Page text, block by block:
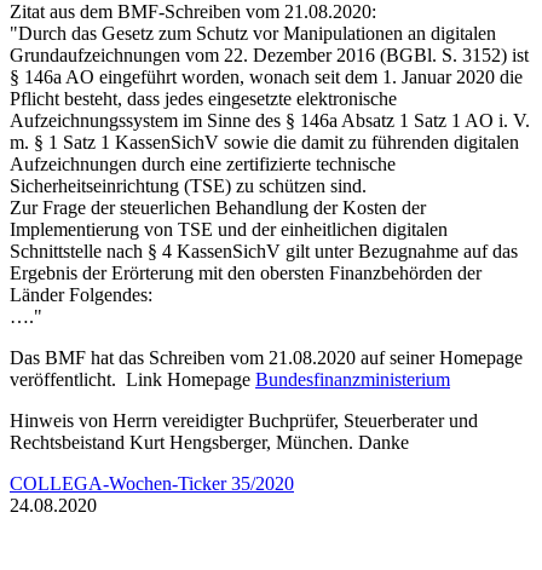
Zitat aus dem BMF-Schreiben vom 21.08.2020:
"Durch das Gesetz zum Schutz vor Manipulationen an digitalen
Grundaufzeichnungen vom 22. Dezember 2016 (BGBl. S. 3152) ist
§ 146a AO eingeführt worden, wonach seit dem 1. Januar 2020 die
Pflicht besteht, dass jedes eingesetzte elektronische
Aufzeichnungssystem im Sinne des § 146a Absatz 1 Satz 1 AO i. V.
m. § 1 Satz 1 KassenSichV sowie die damit zu führenden digitalen
Aufzeichnungen durch eine zertifizierte technische
Sicherheitseinrichtung (TSE) zu schützen sind.
Zur Frage der steuerlichen Behandlung der Kosten der
Implementierung von TSE und der einheitlichen digitalen
Schnittstelle nach § 4 KassenSichV gilt unter Bezugnahme auf das
Ergebnis der Erörterung mit den obersten Finanzbehörden der
Länder Folgendes:
…."
Das BMF hat das Schreiben vom 21.08.2020 auf seiner Homepage
veröffentlicht. Link Homepage Bundesfinanzministerium
Hinweis von Herrn vereidigter Buchprüfer, Steuerberater und
Rechtsbeistand Kurt Hengsberger, München. Danke
COLLEGA-Wochen-Ticker 35/2020
24.08.2020